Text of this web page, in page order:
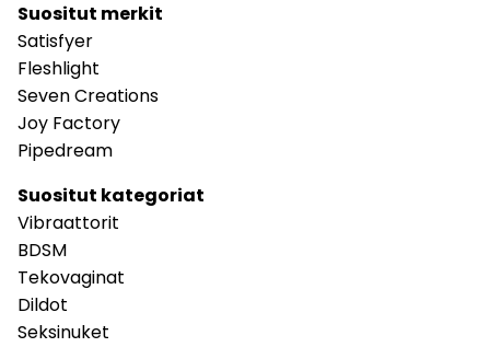
Suositut merkit
Satisfyer
Fleshlight
Seven Creations
Joy Factory
Pipedream
Suositut kategoriat
Vibraattorit
BDSM
Tekovaginat
Dildot
Seksinuket